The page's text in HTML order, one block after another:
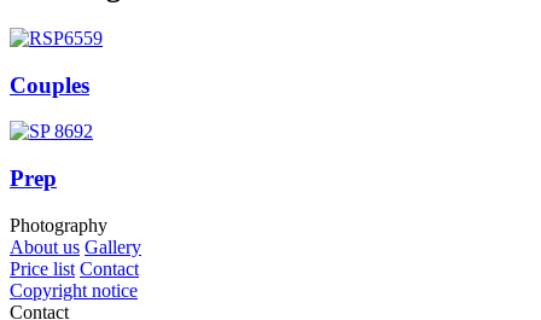
Couples
Prep
Photography
About us Gallery
Price list Contact
Copyright notice
Contact